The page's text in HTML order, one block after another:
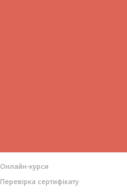
Онлайн-курси
Перевірка сертифікату